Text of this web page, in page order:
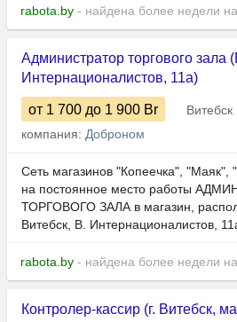
rabota.by - найдена более недели
Администратор торгового зала
Интернационалистов, 11а)
от 1 700 до 1 900 Br
Витебск
компания: Доброном
Сеть магазинов "Копеечка",
на постоянное место работы
ТОРГОВОГО ЗАЛА в магазин,
Витебск, В. Интернационалистов,
rabota.by - найдена более недели
Контролер-кассир (г. Витебск,